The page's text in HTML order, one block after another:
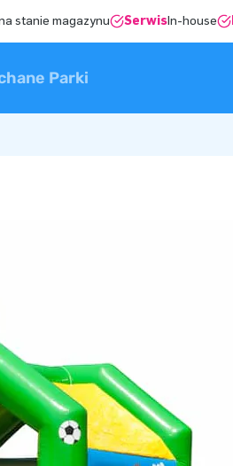
stanie magazynu SerwisIn-house
Parki